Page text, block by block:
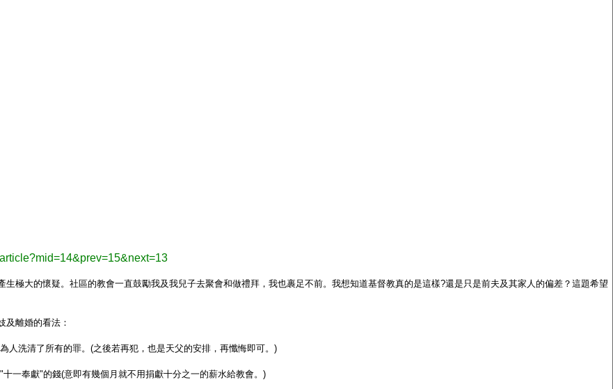
極大的懷疑。社區的教會一直鼓勵我及我兒子去聚會和做禮拜，我也裹足不前。我想知道基督教真的是這樣?還是只是前夫及其家人的偏差？這題希望
及離婚的看法：
人洗清了所有的罪。 (之後若再犯，也是天父的安排，再懺悔即可。 )
"十一奉獻"的錢(意即有幾個月就不用捐獻十分之一的薪水給教會。 )